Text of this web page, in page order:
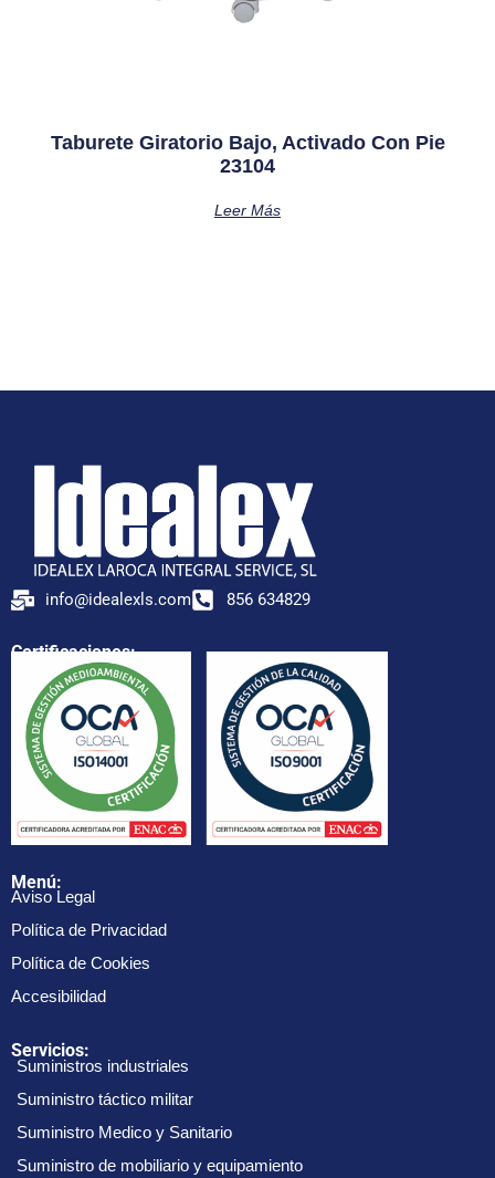
Taburete Giratorio Bajo, Activado Con Pie
23104
Leer Más
info@idealexls.com 856 634829
Certificaciones:
Menú:
Aviso Legal
Política de Privacidad
Política de Cookies
Accesibilidad
Servicios:
Suministros industriales
Suministro táctico militar
Suministro Medico y Sanitario
Suministro de mobiliario y equipamiento